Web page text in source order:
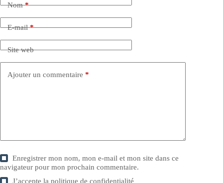
Nom*
E-mail*
Site web
Ajouter un commentaire *
Enregistrer mon nom, mon e-mail et mon site dans ce
navigateur pour mon prochain commentaire.
J’accepte lapolitique de confidentialité